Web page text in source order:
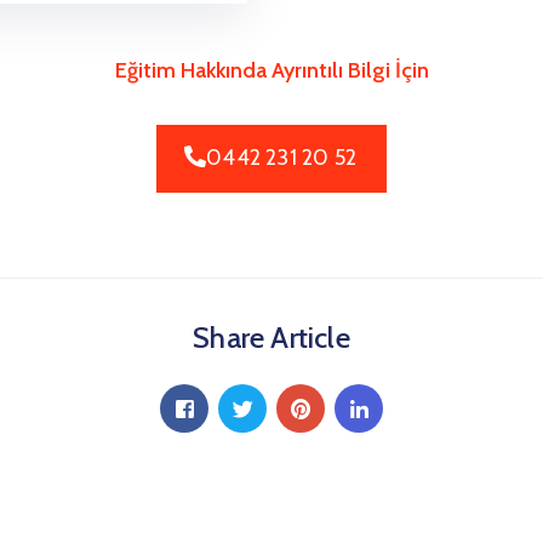
Eğitim Hakkında Ayrıntılı Bilgi İçin
0442 231 20 52
Share Article